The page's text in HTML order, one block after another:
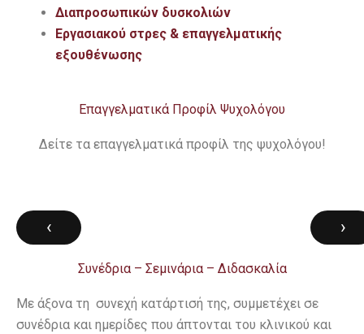
Διαπροσωπικών δυσκολιών
Εργασιακού στρες & επαγγελματικής
εξουθένωσης
Επαγγελματικά Προφίλ Ψυχολόγου
Δείτε τα επαγγελματικά προφίλ της ψυχολόγου!
‹ ›
Συνέδρια – Σεμινάρια – Διδασκαλία
Με άξονα τη συνεχή κατάρτισή της, συμμετέχει σε
συνέδρια και ημερίδες που άπτονται του κλινικού και